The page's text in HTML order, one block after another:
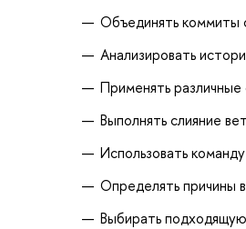
Объединять коммиты
Анализировать
Применять
Выполнять слияние
Использовать
Определять причины
Выбирать